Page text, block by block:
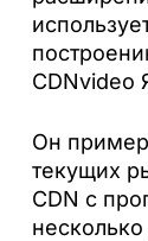
CDNvideo
Он
текущих
CDN с